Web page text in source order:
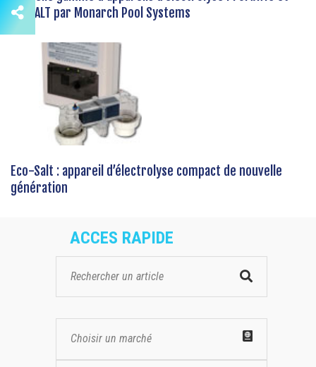
EcoSALT par Monarch Pool Systems
Eco-Salt : appareil d’électrolyse compact de nouvelle
génération
ACCES RAPIDE
Choisir un marché